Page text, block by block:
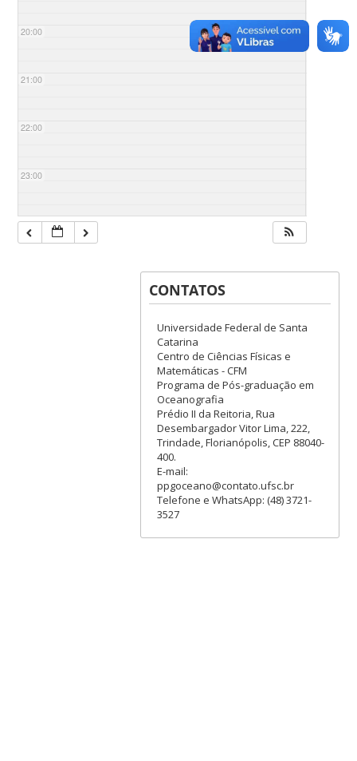
20:00
21:00
22:00
23:00
CONTATOS
Universidade Federal de Santa
Catarina
Centro de Ciências Físicas e
Matemáticas - CFM
Programa de Pós-graduação em
Oceanografia
Prédio II da Reitoria, Rua
Desembargador Vitor Lima, 222,
Trindade, Florianópolis, CEP 88040-
400.
E-mail:
ppgoceano@contato.ufsc.br
Telefone e WhatsApp: (48) 3721-
3527